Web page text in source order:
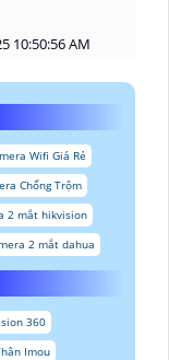
10:50:56 AM
Wifi Giá Rẻ
Chống Trộm
2 mắt hikvision
2 mắt dahua
360
Imou